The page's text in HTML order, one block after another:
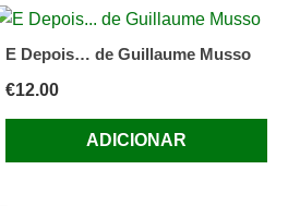
Mar
Zimler
E Depois… de Guillaume Musso
€12.00
ADICIONAR